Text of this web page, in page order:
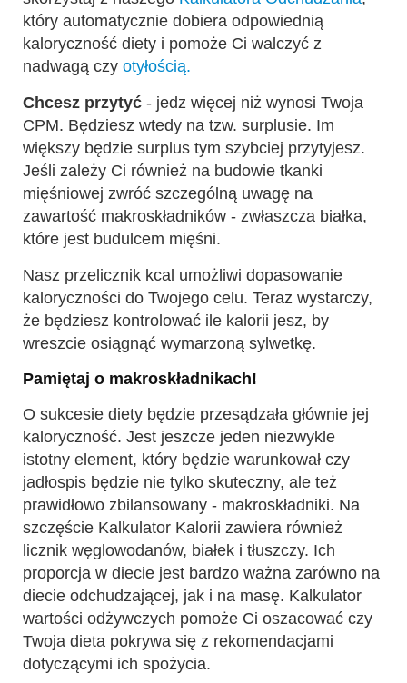
który automatycznie dobiera odpowiednią
kaloryczność diety i pomoże Ci walczyć z
nadwagą czy otyłością.
Chcesz przytyć - jedz więcej niż wynosi Twoja
CPM. Będziesz wtedy na tzw. surplusie. Im
większy będzie surplus tym szybciej przytyjesz.
Jeśli zależy Ci również na budowie tkanki
mięśniowej zwróć szczególną uwagę na
zawartość makroskładników - zwłaszcza białka,
które jest budulcem mięśni.
Nasz przelicznik kcal umożliwi dopasowanie
kaloryczności do Twojego celu. Teraz wystarczy,
że będziesz kontrolować ile kalorii jesz, by
wreszcie osiągnąć wymarzoną sylwetkę.
Pamiętaj o makroskładnikach!
O sukcesie diety będzie przesądzała głównie jej
kaloryczność. Jest jeszcze jeden niezwykle
istotny element, który będzie warunkował czy
jadłospis będzie nie tylko skuteczny, ale też
prawidłowo zbilansowany - makroskładniki. Na
szczęście Kalkulator Kalorii zawiera również
licznik węglowodanów, białek i tłuszczy. Ich
proporcja w diecie jest bardzo ważna zarówno na
diecie odchudzającej, jak i na masę. Kalkulator
wartości odżywczych pomoże Ci oszacować czy
Twoja dieta pokrywa się z rekomendacjami
dotyczącymi ich spożycia.